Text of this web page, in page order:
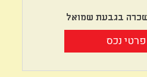
בגבעת שמואל
פרטי נכס